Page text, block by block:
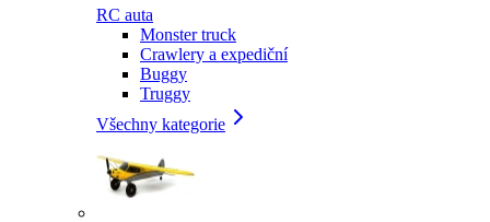
RC auta
Monster truck
Crawlery a expediční
Buggy
Truggy
Všechny kategorie